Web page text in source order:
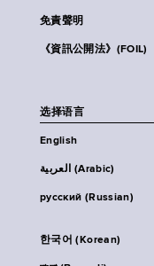
免責聲明
《資訊公開法》(FOIL)
选择语言
English
العربية (Arabic)
русский (Russian)
한국어 (Korean)